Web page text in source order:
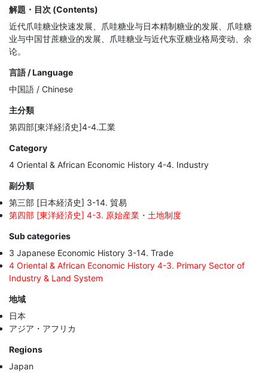
解題・目次 (Contents)
近代爪哇糖业快速发展、爪哇糖业与日本精制糖业的发展、爪哇糖
业与中国甘蔗糖业的发展、爪哇糖业与近代东亚糖业格局变动、余
论。
言語 / Language
中国語 / Chinese
主分類
第四部[東洋経済史]4-4.工業
Category
4 Oriental & African Economic History 4-4. Industry
副分類
第三部 [日本経済史] 3-14. 貿易
第四部 [東洋経済史] 4-3. 原始産業・土地制度
Sub categories
3 Japanese Economic History 3-14. Trade
4 Oriental & African Economic History 4-3. Primary Sector of
Industry & Land System
地域
日本
アジア・アフリカ
Regions
Japan